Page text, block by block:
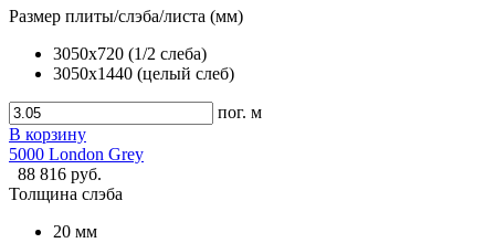
Размер плиты/слэба/листа (мм)
3050x720 (1/2 слеба)
3050x1440 (целый слеб)
пог. м
В корзину
5000 London Grey
88 816 руб.
Толщина слэба
20 мм